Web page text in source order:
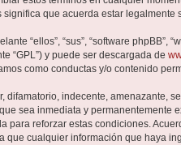
que acuerda estar
“ellos”, “sus”, “software phpBB”,
“GPL”) y puede ser descargada de
como conductas y/o contenido
indecente, amenazante,
sea inmediata y
reforzar estas condiciones.
cualquier información que haya